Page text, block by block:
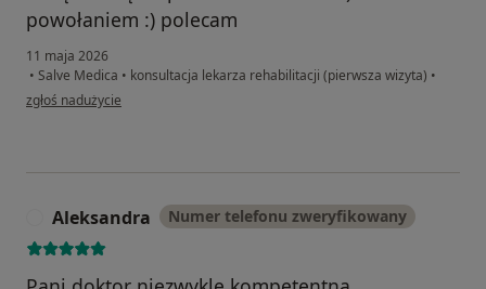
powołaniem :) polecam
11 maja 2026
• Salve Medica • konsultacja lekarza rehabilitacji (pierwsza wizyta) •
w opinii użytkownika Filip
zgłoś nadużycie
Aleksandra Numer telefonu zweryfikowany